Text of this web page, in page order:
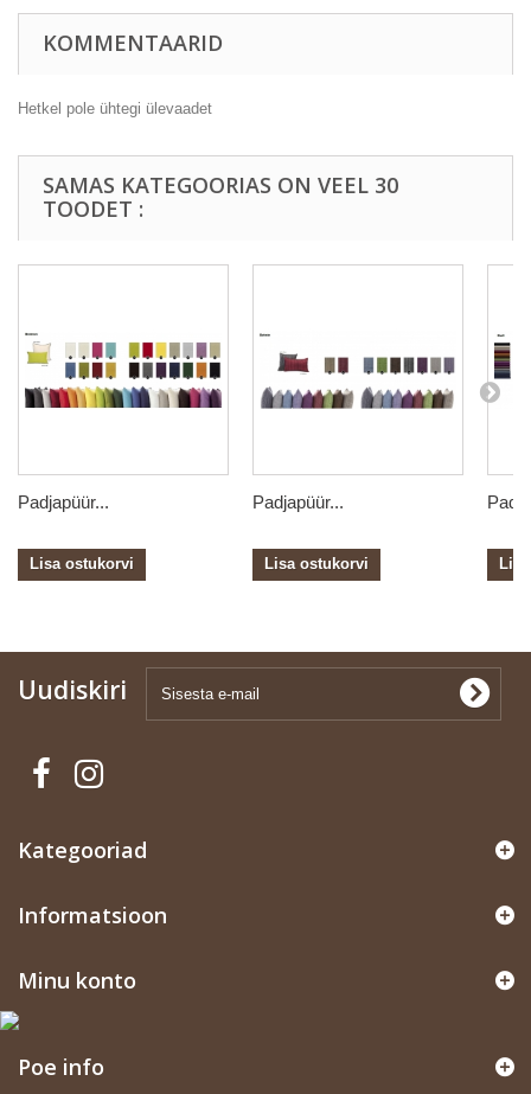
KOMMENTAARID
Hetkel pole ühtegi ülevaadet
SAMAS KATEGOORIAS ON VEEL 30
TOODET :
Padjapüür...
Lisa ostukorvi
Padjapüür...
Lisa ostukorvi
Uudiskiri
Kategooriad
Informatsioon
Minu konto
Poe info